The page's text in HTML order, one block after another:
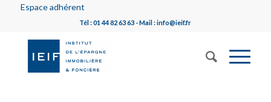
Espace adhérent
Tél : 01 44 82 63 63 - Mail : info@ieif.fr